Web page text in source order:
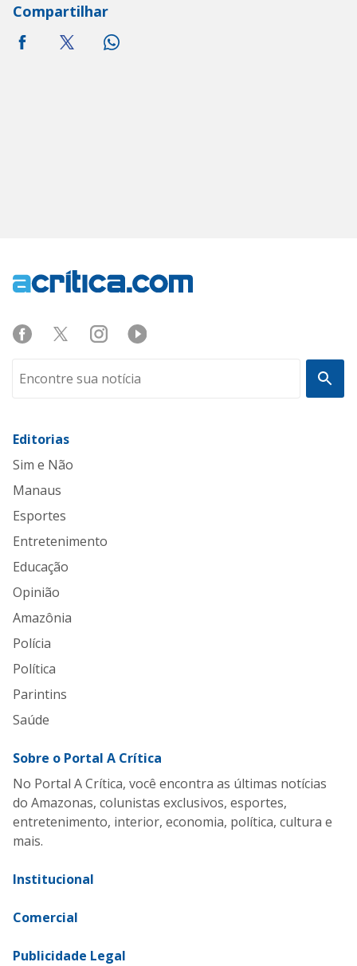
Compartilhar
Editorias
Sim e Não
Manaus
Esportes
Entretenimento
Educação
Opinião
Amazônia
Polícia
Política
Parintins
Saúde
Sobre o Portal A Crítica
No Portal A Crítica, você encontra as últimas notícias
do Amazonas, colunistas exclusivos, esportes,
entretenimento, interior, economia, política, cultura e
mais.
Institucional
Comercial
Publicidade Legal